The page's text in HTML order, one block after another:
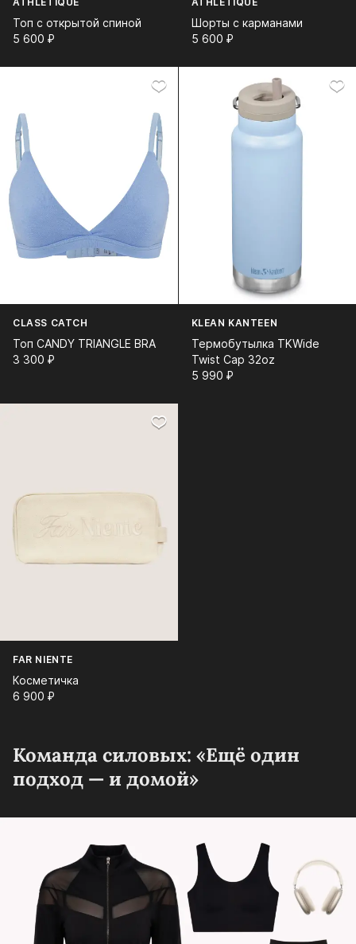
Топ с открытой спиной
5 600⁠ ⁠₽
Шорты с карманами
5 600⁠ ⁠₽
CLASS CATCH
Топ CANDY TRIANGLE BRA
3 300⁠ ⁠₽
KLEAN KANTEEN
Термобутылка TKWide
Twist Cap 32oz
5 990⁠ ⁠₽
FAR NIENTE
Косметичка
6 900⁠ ⁠₽
Команда силовых: «Ещё один
подход — и домой»